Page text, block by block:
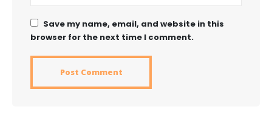
Save my name, email, and website in this
browser for the next time I comment.